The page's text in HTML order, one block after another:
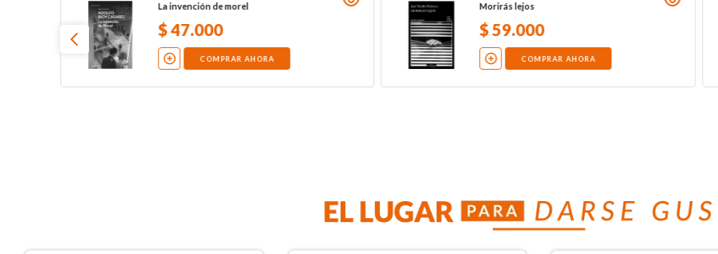
La invención de morel
$47.000
COMPRAR AHORA
Morirás lejos
$59.000
COMPRAR AHORA